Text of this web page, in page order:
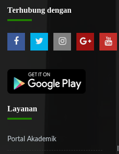
Terhubung dengan
Layanan
Portal Akademik